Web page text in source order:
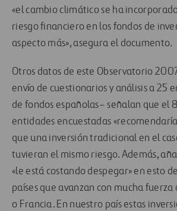
«el cambio climático se ha
riesgo financiero en los fondos de
aspecto más», asegura el documento.
Otros datos de este Observatorio
envío de cuestionarios y análisis a 25
de fondos españolas– señalan que el
entidades encuestadas
que una inversión tradicional en el
tuvieran el mismo riesgo. Además,
«le está costando despegar» en esto
países que avanzan con mucha fuerza
o Francia. En nuestro país estas